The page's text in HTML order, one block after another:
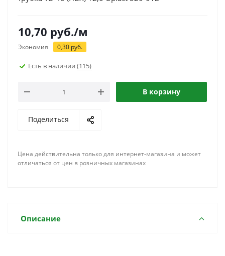
10,70 руб./м
Экономия 0,30 руб.
Есть в наличии (115)
В корзину
Поделиться
Цена действительна только для интернет-магазина и может
отличаться от цен в розничных магазинах
Описание